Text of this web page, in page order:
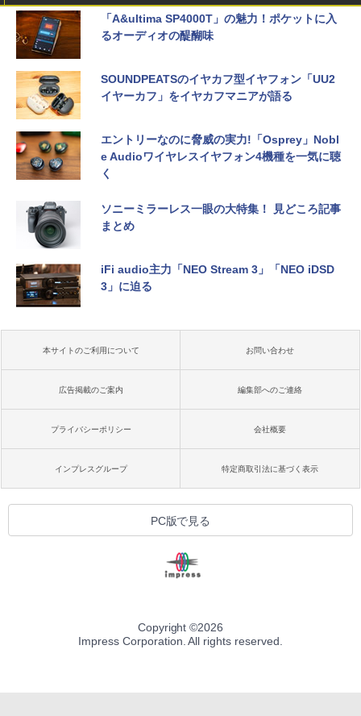
「A&ultima SP4000T」の魅力！ポケットに入
るオーディオの醍醐味
SOUNDPEATSのイヤカフ型イヤフォン「UU2
イヤーカフ」をイヤカフマニアが語る
エントリーなのに脅威の実力!「Osprey」Nobl
e Audioワイヤレスイヤフォン4機種を一気に聴
く
ソニーミラーレス一眼の大特集！ 見どころ記事
まとめ
iFi audio主力「NEO Stream 3」「NEO iDSD
3」に迫る
本サイトのご利用について お問い合わせ
広告掲載のご案内 編集部へのご連絡
プライバシーポリシー 会社概要
インプレスグループ 特定商取引法に基づく表示
PC版で見る
Copyright ©2026
Impress Corporation. All rights reserved.